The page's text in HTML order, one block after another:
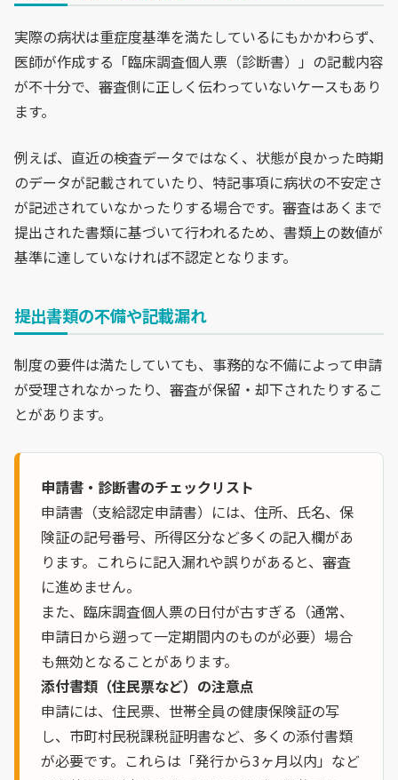
実際の病状は重症度基準を満たしているにもかかわらず、
医師が作成する「臨床調査個人票（診断書）」の記載内容
が不十分で、審査側に正しく伝わっていないケースもあり
ます。
例えば、直近の検査データではなく、状態が良かった時期
のデータが記載されていたり、特記事項に病状の不安定さ
が記述されていなかったりする場合です。審査はあくまで
提出された書類に基づいて行われるため、書類上の数値が
基準に達していなければ不認定となります。
提出書類の不備や記載漏れ
制度の要件は満たしていても、事務的な不備によって申請
が受理されなかったり、審査が保留・却下されたりするこ
とがあります。
申請書・診断書のチェックリスト
申請書（支給認定申請書）には、住所、氏名、保
険証の記号番号、所得区分など多くの記入欄があ
ります。これらに記入漏れや誤りがあると、審査
に進めません。
また、臨床調査個人票の日付が古すぎる（通常、
申請日から遡って一定期間内のものが必要）場合
も無効となることがあります。
添付書類（住民票など）の注意点
申請には、住民票、世帯全員の健康保険証の写
し、市町村民税課税証明書など、多くの添付書類
が必要です。これらは「発行から3ヶ月以内」など